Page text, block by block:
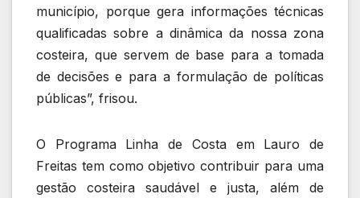
município, porque gera informações técnicas
qualificadas sobre a dinâmica da nossa zona
costeira, que servem de base para a tomada
de decisões e para a formulação de políticas
públicas”, frisou.
O Programa Linha de Costa em Lauro de
Freitas tem como objetivo contribuir para uma
gestão costeira saudável e justa, além de